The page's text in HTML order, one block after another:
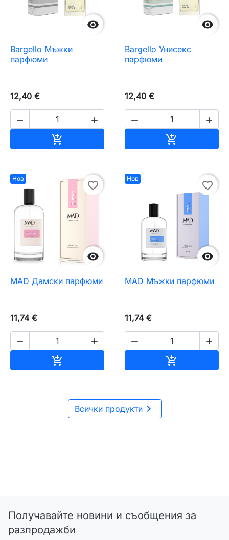

Bargello Мъжки
парфюми
12,40 €
 


Bargello Унисекс
парфюми
12,40 €
 

Нов

favorite_border
MAD Дамски парфюми
11,74 €
 

Нов

favorite_border
MAD Мъжки парфюми
11,74 €
 

Всички продукти
Получавайте новини и съобщения за
разпродажби